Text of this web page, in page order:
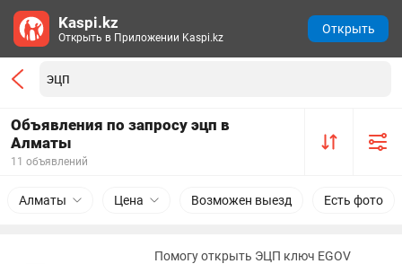
Объявления по запросу эцп в
Алматы
11 объявлений
Алматы Цена Возможен выезд Есть фото
Помогу открыть ЭЦП ключ EGOV
Kaspi.kz
Открыть в Приложении Kaspi.kz
Открыть